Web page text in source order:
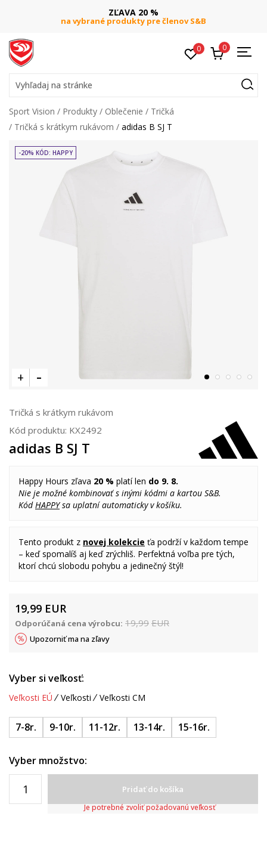
ZĽAVA 20 %
na vybrané produkty pre členov S&B
0 0
Vyhľadaj na stránke
Sport Vision Produkty Oblečenie
Tričká
Tričká s krátkym rukávom
adidas B SJ T
-20% KÓD: HAPPY
Tričká s krátkym rukávom
Kód produktu: KX2492
adidas B SJ T
Happy Hours zľava 20 % platí len do 9. 8.
Nie je možné kombinovať s inými kódmi a kartou S&B.
KódHAPPYsa uplatní automaticky v košíku.
Tento produkt z novej kolekcie ťa podrží v každom tempe
– keď spomalíš aj keď zrýchliš. Perfektná voľba pre tých,
ktorí chcú slobodu pohybu a jedinečný štýl!
19,99 EUR
Odporúčaná cena výrobcu: 19,99 EUR
Upozorniť ma na zľavy
Vyber si veľkosť:
Veľkosti EÚ Veľkosti Veľkosti CM
7-8r. 9-10r. 11-12r. 13-14r. 15-16r.
Vyber množstvo:
Pridať do košíka
Je potrebné zvoliť požadovanú veľkosť